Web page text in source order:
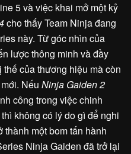
5 và việc khai mở một kỷ
cho thấy Team Ninja đang
này. Từ góc nhìn của
lược thông minh và đầy
của thương hiệu mà còn
Nếu Ninja Gaiden 2
công trong việc chinh
không có lý do gì để nghi
thành một bom tấn hành
Ninja Gaiden đã trở lại